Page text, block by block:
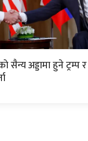
सैन्य अड्डामा हुने ट्रम्प र